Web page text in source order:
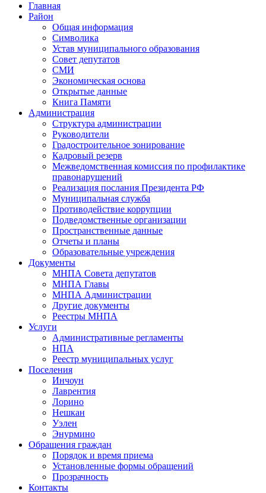
Главная
Район
Общая информация
Символика
Устав муниципального образования
Совет депутатов
СМИ
Экономическая основа
Открытые данные
Книга Памяти
Администрация
Структура администрации
Руководители
Градостроительное зонирование
Кадровый резерв
Межведомственная комиссия по профилактике
правонарушений
Реализация послания Президента РФ
Муниципальная служба
Противодействие коррупции
Подведомственные организации
Пространственные данные
Отчеты и планы
Образовательные учреждения
Документы
МНПА Совета депутатов
МНПА Главы
МНПА Администрации
Другие документы
Реестры МНПА
Услуги
Административные регламенты
НПА
Реестр муниципальных услуг
Поселения
Инчоун
Лаврентия
Лорино
Нешкан
Уэлен
Энурмино
Обращения граждан
Порядок и время приема
Установленные формы обращений
Прозрачность
Контакты